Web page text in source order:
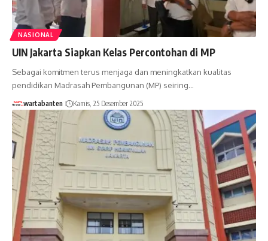
NASIONAL
UIN Jakarta Siapkan Kelas Percontohan di MP
Sebagai komitmen terus menjaga dan meningkatkan kualitas
pendidikan Madrasah Pembangunan (MP) seiring…
wartabanten Kamis, 25 Desember 2025